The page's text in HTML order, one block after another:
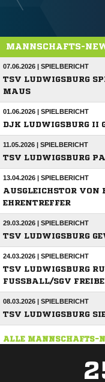
MANNSCHAFTS-
07.06.2026 | SPIELBERICHT
TSV LUDWIGSBURG
MAUS
01.06.2026 | SPIELBERICHT
DJK LUDWIGSBURG II
11.05.2026 | SPIELBERICHT
TSV LUDWIGSBURG
13.04.2026 | SPIELBERICHT
AUSGLEICHSTOR VON
EHRENTREFFER
29.03.2026 | SPIELBERICHT
TSV LUDWIGSBURG
24.03.2026 | SPIELBERICHT
TSV LUDWIGSBURG
FUSSBALL/SGV
08.03.2026 | SPIELBERICHT
TSV LUDWIGSBURG
ALLE MANNSCHAFTS-